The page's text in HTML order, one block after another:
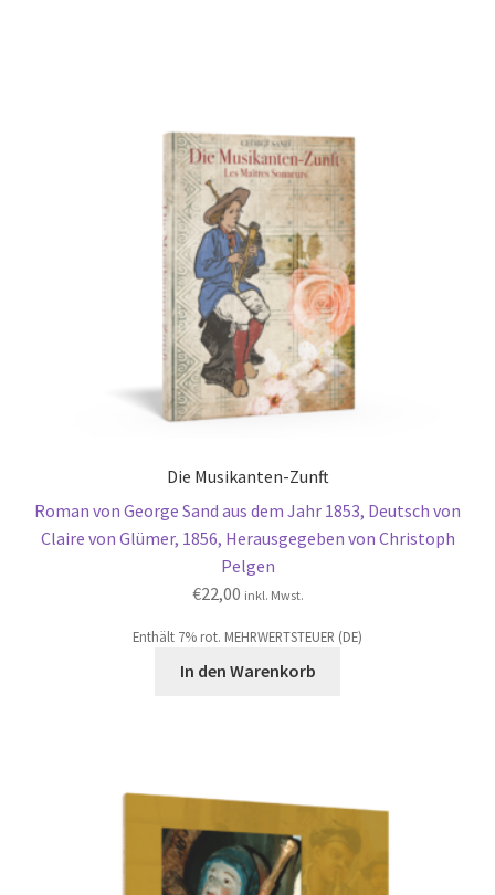
Die Musikanten-Zunft
Roman von George Sand aus dem Jahr 1853, Deutsch von
Claire von Glümer, 1856, Herausgegeben von Christoph
Pelgen
€22,00 inkl. Mwst.
Enthält 7% rot. MEHRWERTSTEUER (DE)
In den Warenkorb